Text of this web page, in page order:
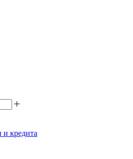
и кредита